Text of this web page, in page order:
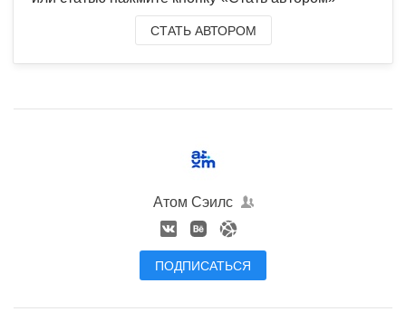
СТАТЬ АВТОРОМ
Атом Сэилс
ПОДПИСАТЬСЯ